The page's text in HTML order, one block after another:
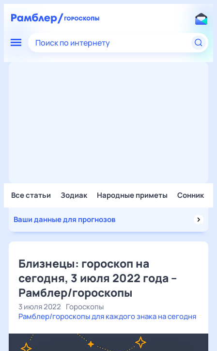
Поиск по интернету
Все статьи Зодиак Народные приметы Сонник
Ваши данные для прогнозов
Близнецы: гороскоп на
сегодня, 3 июля 2022 года –
Рамблер/гороскопы
3 июля 2022 Гороскопы
Рамблер/гороскопы для каждого знака на сегодня